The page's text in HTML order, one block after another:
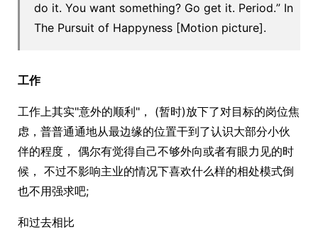
do it. You want something? Go get it. Period.” In
The Pursuit of Happyness [Motion picture].
工作
工作上其实"意外的顺利"， (暂时)放下了对目标的岗位焦
虑，普普通通地从最边缘的位置干到了认识大部分小伙
伴的程度， 偶尔有觉得自己不够外向或者有眼力见的时
候， 不过不影响主业的情况下喜欢什么样的相处模式倒
也不用强求吧;
和过去相比